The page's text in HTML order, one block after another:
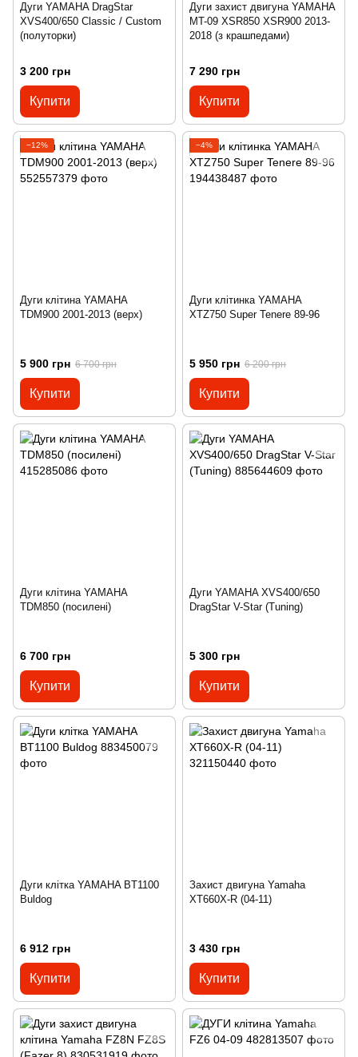
Дуги YAMAHA DragStar
XVS400/650 Classic / Custom
(полуторки)
3 200 грн
Купити
Дуги захист двигуна YAMAHA
MT-09 XSR850 XSR900 2013-
2018 (з крашпедами)
7 290 грн
Купити
−12%
Дуги клітина YAMAHA
TDM900 2001-2013 (верх)
5 900 грн 6 700 грн
Купити
−4%
Дуги клітинка YAMAHA
XTZ750 Super Tenere 89-96
5 950 грн 6 200 грн
Купити
Дуги клітина YAMAHA
TDM850 (посилені)
6 700 грн
Купити
Дуги YAMAHA XVS400/650
DragStar V-Star (Tuning)
5 300 грн
Купити
Дуги клітка YAMAHA BT1100
Buldog
6 912 грн
Купити
Захист двигуна Yamaha
XT660X-R (04-11)
3 430 грн
Купити